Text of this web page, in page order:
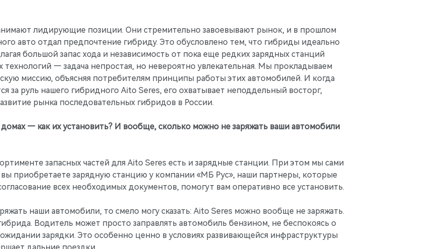
лидирующие позиции. Они стремительно завоевывают рынок, и в прошлом
авто отдал предпочтение гибриду. Это обусловлено тем, что гибриды идеально
большой запас хода и независимость от пока еще редких зарядных станций
— задача непростая, но невероятно увлекательная. Мы прокладываем
миссию, объясняя потребителям принципы работы этих автомобилей. И когда
за руль нашего гибридного Aito Seres, его охватывает неподдельный восторг,
рынка последовательных гибридов в России.
— как их установить? И вообще, сколько можно не заряжать ваши автомобили
запасных частей для Aito Seres есть и зарядные станции. При этом мы сами
вы приобретаете зарядную станцию у компании «МБ Рус», наши партнеры, которые
всех необходимых документов, помогут вам оперативно все установить.
наши автомобили, то смело могу сказать: Aito Seres можно вообще не заряжать.
Водитель может просто заправлять автомобиль бензином, не беспокоясь о
зарядки. Это особенно ценно в условиях развивающейся инфраструктуры